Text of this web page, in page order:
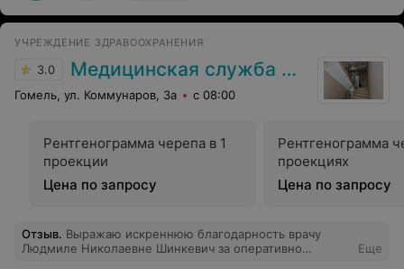
УЧРЕЖДЕНИЕ ЗДРАВООХРАНЕНИЯ
3.0 Медицинская служба ДФиТ МВД по Гомельской области
Гомель, ул. Коммунаров, 3а с 08:00
Рентгенограмма черепа в 1
проекции
Цена по запросу
Рентгенограмма
проекциях
Цена по запросу
Отзыв. Выражаю искреннюю благодарность врачу
Людмиле Николаевне Шинкевич за оперативно
Еще